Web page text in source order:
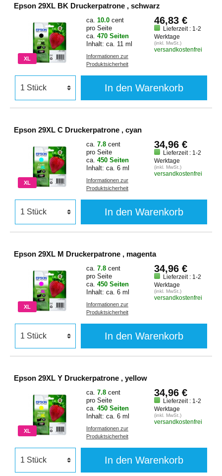
Epson 29XL BK Druckerpatrone , schwarz
XL
ca. 10.0 cent
pro Seite
ca. 470 Seiten
Inhalt: ca. 11 ml
Informationen zur
Produktsicherheit
46,83 €
Lieferzeit : 1-2
Werktage
(inkl. MwSt.)
versandkostenfrei
In den Warenkorb
Epson 29XL C Druckerpatrone , cyan
XL
ca. 7.8 cent
pro Seite
ca. 450 Seiten
Inhalt: ca. 6 ml
Informationen zur
Produktsicherheit
34,96 €
Lieferzeit : 1-2
Werktage
(inkl. MwSt.)
versandkostenfrei
In den Warenkorb
Epson 29XL M Druckerpatrone , magenta
XL
ca. 7.8 cent
pro Seite
ca. 450 Seiten
Inhalt: ca. 6 ml
Informationen zur
Produktsicherheit
34,96 €
Lieferzeit : 1-2
Werktage
(inkl. MwSt.)
versandkostenfrei
In den Warenkorb
Epson 29XL Y Druckerpatrone , yellow
XL
ca. 7.8 cent
pro Seite
ca. 450 Seiten
Inhalt: ca. 6 ml
Informationen zur
Produktsicherheit
34,96 €
Lieferzeit : 1-2
Werktage
(inkl. MwSt.)
versandkostenfrei
In den Warenkorb